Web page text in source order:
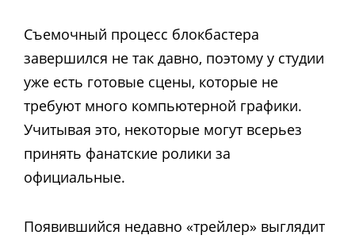
Съемочный процесс блокбастера
завершился не так давно, поэтому у студии
уже есть готовые сцены, которые не
требуют много компьютерной графики.
Учитывая это, некоторые могут всерьез
принять фанатские ролики за
официальные.
Появившийся недавно «трейлер» выглядит